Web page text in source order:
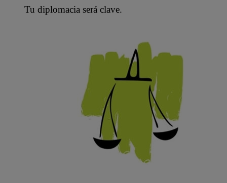
Tu diplomacia será clave.